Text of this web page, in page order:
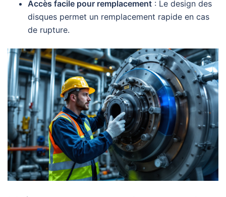
Accès facile pour remplacement : Le design des
disques permet un remplacement rapide en cas
de rupture.